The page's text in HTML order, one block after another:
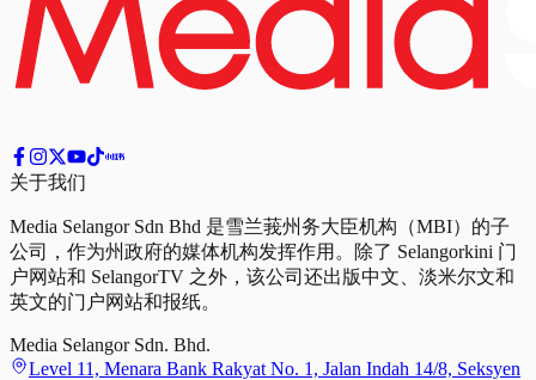
关于我们
Media Selangor Sdn Bhd 是雪兰莪州务大臣机构（MBI）的子
公司，作为州政府的媒体机构发挥作用。除了 Selangorkini 门
户网站和 SelangorTV 之外，该公司还出版中文、淡米尔文和
英文的门户网站和报纸。
Media Selangor Sdn. Bhd.
Level 11, Menara Bank Rakyat No. 1, Jalan Indah 14/8, Seksyen